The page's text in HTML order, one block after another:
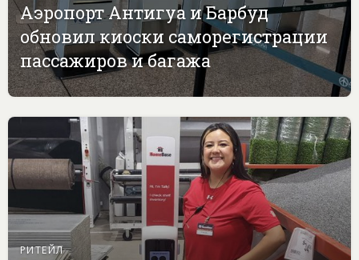
Аэропорт Антигуа и Барбуд
обновил киоски саморегистрации
пассажиров и багажа
РИТЕЙЛ